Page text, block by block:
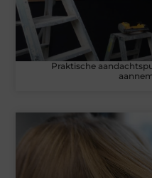
Praktische